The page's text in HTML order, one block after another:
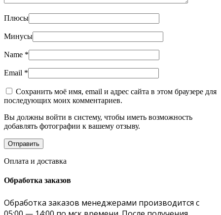
Плюсы
Минусы
Name *
Email *
Сохранить моё имя, email и адрес сайта в этом браузере для
последующих моих комментариев.
Вы должны войти в систему, чтобы иметь возможность
добавлять фотографии к вашему отзыву.
Оплата и доставка
Обработка заказов
Обработка заказов менеджерами производится с